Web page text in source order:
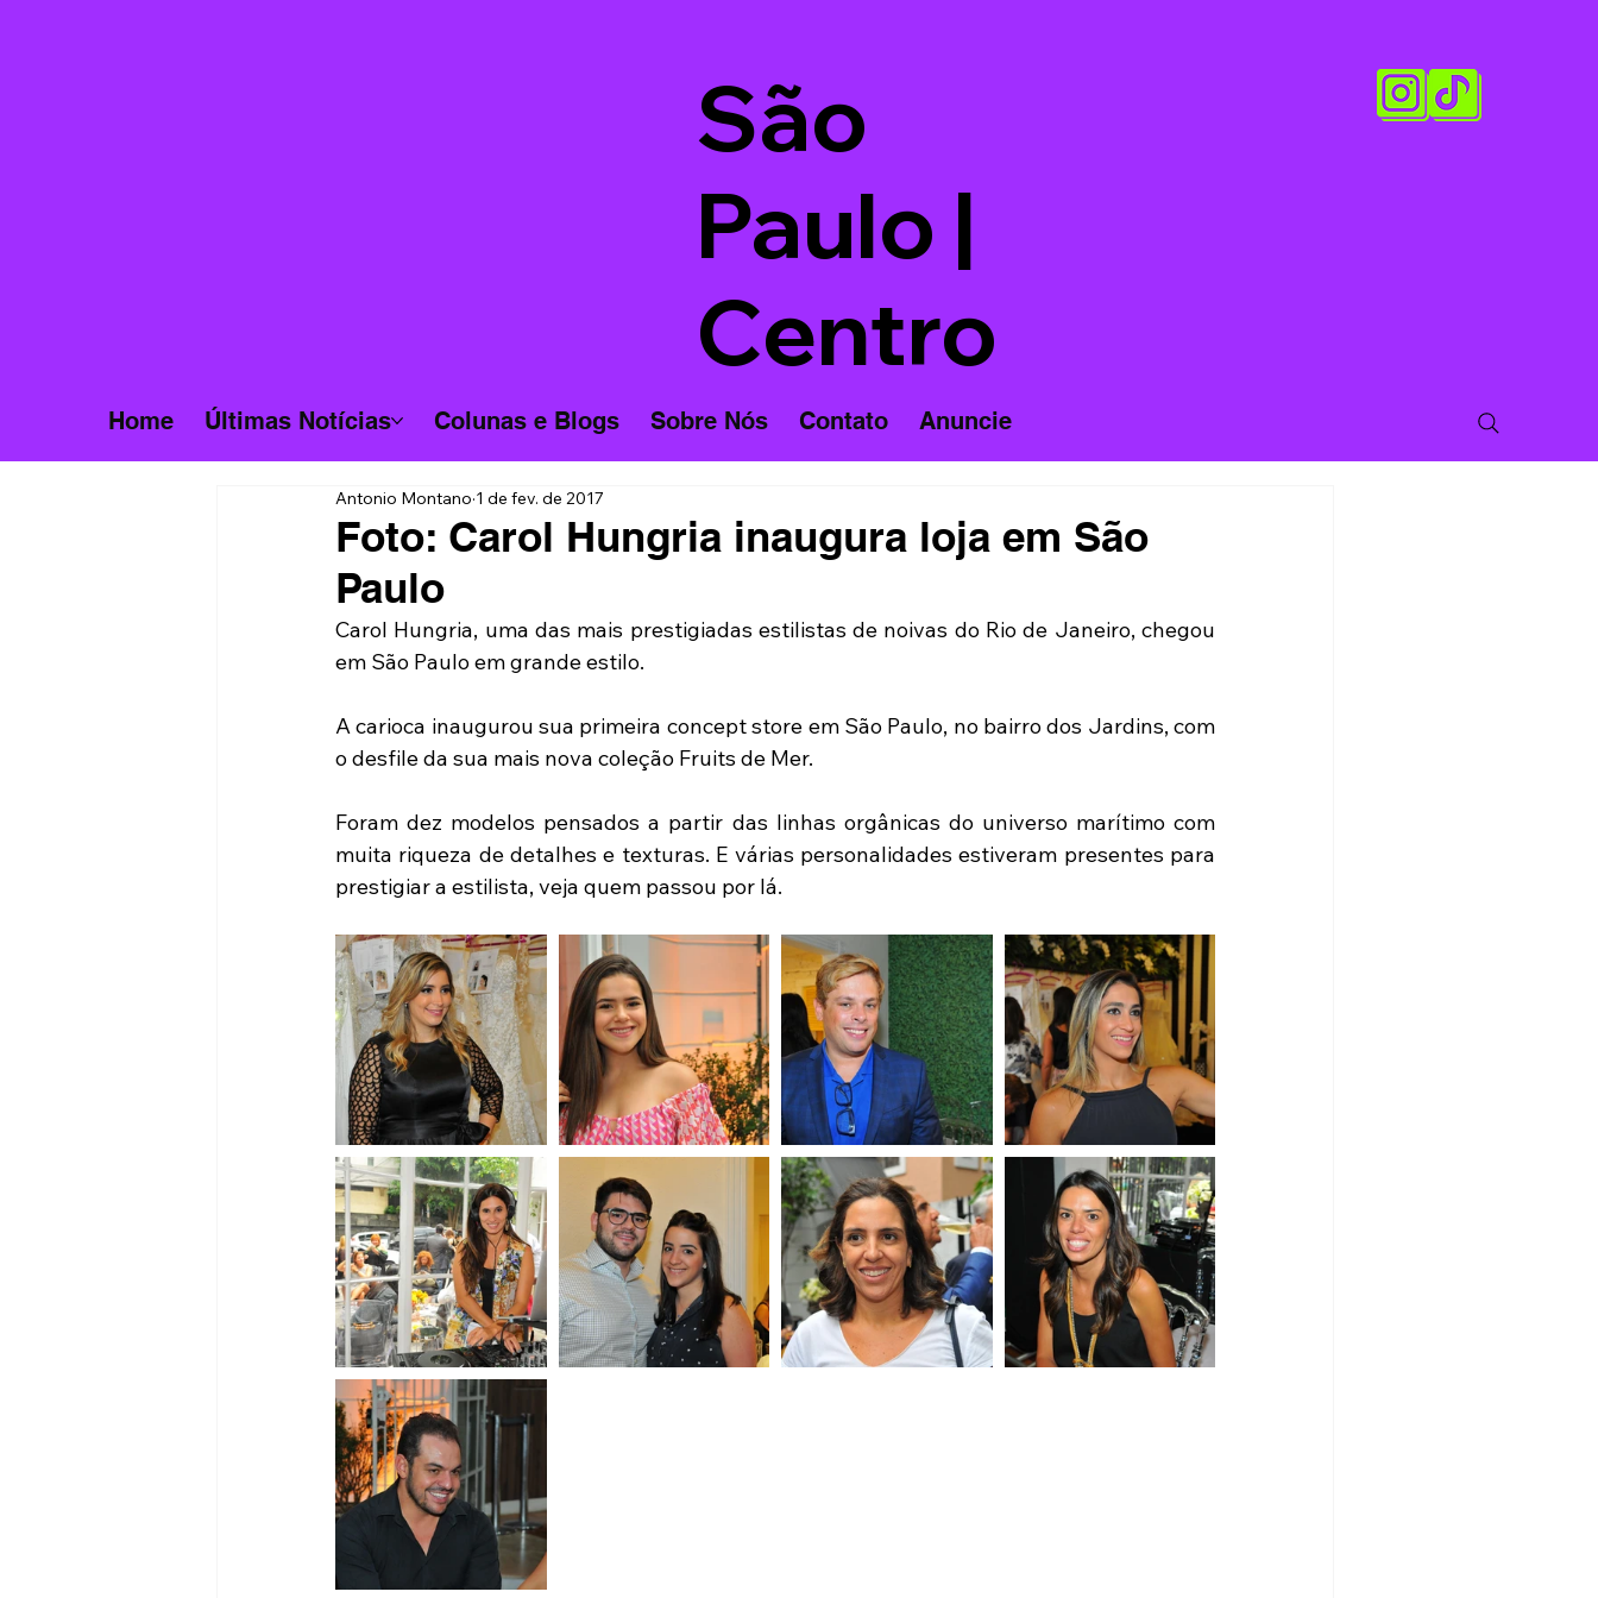
São
Paulo |
Centro
Home Últimas Notícias Colunas e Blogs Sobre Nós Contato Anuncie
Foto: Carol Hungria inaugura loja em São
Paulo
Antonio Montano 1 de fev. de 2017
Carol Hungria, uma das mais prestigiadas estilistas de noivas do Rio de Janeiro, chegou
em São Paulo em grande estilo.
A carioca inaugurou sua primeira concept store em São Paulo, no bairro dos Jardins, com
o desfile da sua mais nova coleção Fruits de Mer.
Foram dez modelos pensados a partir das linhas orgânicas do universo marítimo com
muita riqueza de detalhes e texturas. E várias personalidades estiveram presentes para
prestigiar a estilista, veja quem passou por lá.